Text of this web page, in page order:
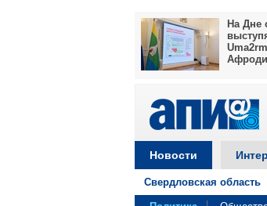
На Дне
Новости
Свердловская область